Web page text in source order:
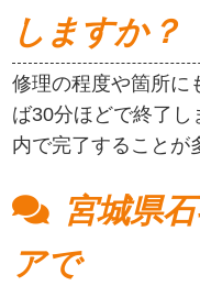
しますか？
修理の程度や箇所に
ば30分ほどで終了
内で完了することが
宮城県
アで